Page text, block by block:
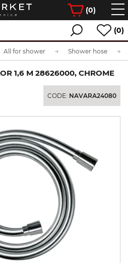
(0)
(0)
All for shower Shower hose
1,6 М 28626000, CHROME
CODE: NAVARA24080